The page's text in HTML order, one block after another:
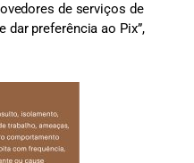
de serviços de
dar preferência ao Pix”,